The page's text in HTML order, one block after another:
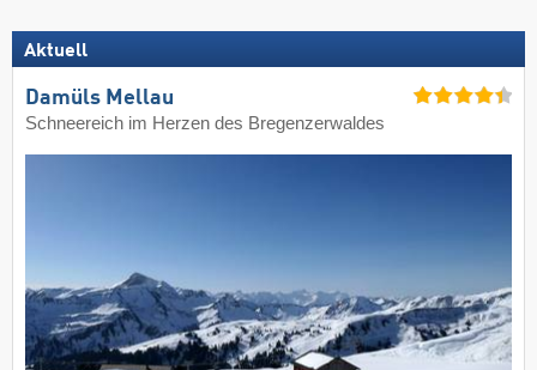
Aktuell
Damüls Mellau
Schneereich im Herzen des Bregenzerwaldes